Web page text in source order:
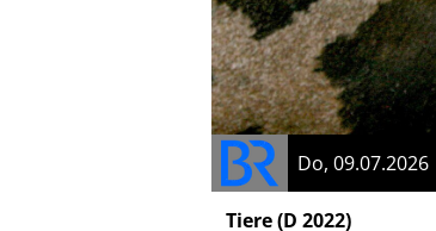
Do,
Tiere(D 2022)